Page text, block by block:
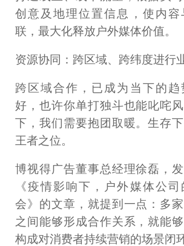
创意及地理位置信息，使内容
联，最大化释放户外媒体价值。
资源协同：跨区域、跨纬度进行
跨区域合作，已成为当下的趋
好，也许你单打独斗也能叱咤
下，我们需要抱团取暖。生存
王者之位。
博视得广告董事总经理徐磊，
《疫情影响下，户外媒体公
会》的文章，就提到一点：多
之间能够形成合作关系，就能
构成对消费者持续营销的场景闭环